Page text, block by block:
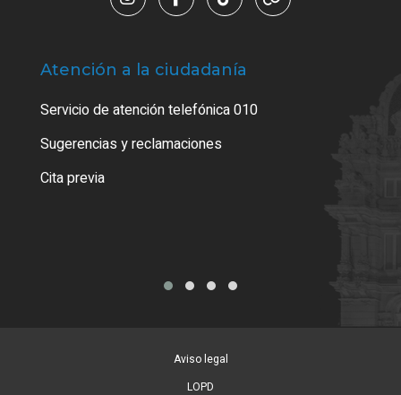
Atención a la ciudadanía
Servicio de atención telefónica 010
Sugerencias y reclamaciones
Cita previa
Aviso legal
LOPD